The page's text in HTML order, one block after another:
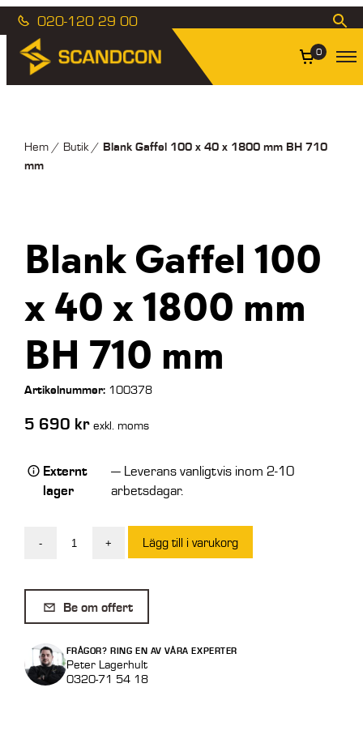
020-120 29 00
0
Hem/ Butik/ Blank Gaffel 100 x 40 x 1800 mm BH 710
mm
Blank Gaffel 100
x 40 x 1800 mm
BH 710 mm
Artikelnummer:100378
5 690 kr exkl. moms
Externt
lager
— Leverans vanligtvis inom 2-10
arbetsdagar.
-
100
x
x
1800
+ Lägg till i varukorg
Be om offert
FRÅGOR? RING EN AV VÅRA EXPERTER
Peter Lagerhult
0320-71 54 18